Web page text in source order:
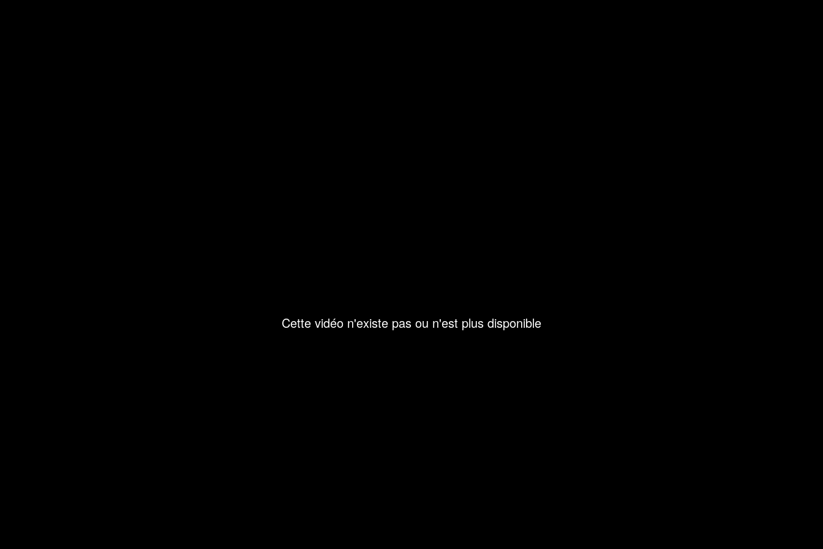
Cette vidéo n'existe pas ou n'est plus disponible